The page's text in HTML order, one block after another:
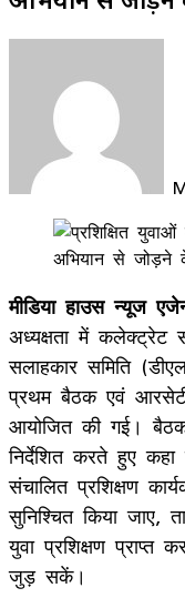
Facebook
LinkedIn
WhatsApp
Telegram
मीडिया हाउस न्यूज
अध्यक्षता में कलेक्ट्रेट
सलाहकार समिति
प्रथम बैठक एवं आरसेटी
आयोजित की गई। बैठक
निर्देशित करते हुए
संचालित प्रशिक्षण
सुनिश्चित किया जाए,
युवा प्रशिक्षण प्राप्त
जुड़ सकें।